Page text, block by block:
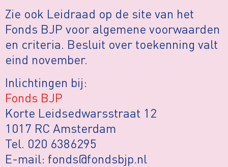
Zie ook Leidraad op de site van het
Fonds BJP voor algemene voorwaarden
en criteria. Besluit over toekenning valt
eind november.
Inlichtingen bij:
Fonds BJP
Korte Leidsedwarsstraat 12
1017 RC Amsterdam
Tel. 020 6386295
E-mail: fonds@fondsbjp.nl